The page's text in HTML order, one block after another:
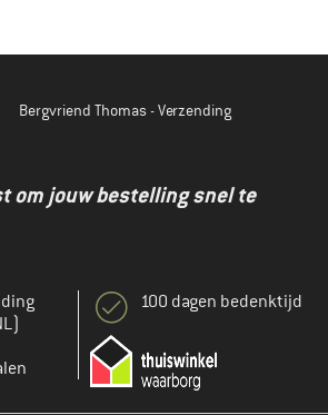
Bergvriend Thomas - Verzending
om jouw bestelling snel te
100 dagen bedenktijd